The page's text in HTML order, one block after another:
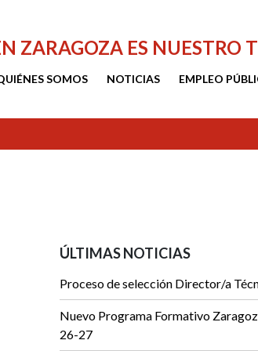
ZARAGOZA ES NUESTRO
SOMOS NOTICIAS
EMPLEO
ÚLTIMAS NOTICIAS
Proceso de selección Director/a
Nuevo Programa Formativo
26-27